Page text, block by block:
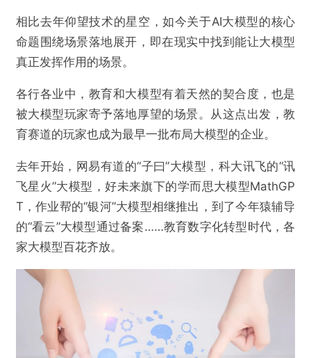
相比去年仰望技术的星空，如今关于AI大模型的核心
命题围绕场景落地展开，即在现实中找到能让大模型
真正发挥作用的场景。
各行各业中，教育和大模型有着天然的契合度，也是
被大模型玩家寄予落地厚望的场景。从这点出发，教
育赛道的玩家也成为最早一批布局大模型的企业。
去年开始，网易有道的“子曰”大模型，科大讯飞的“讯
飞星火”大模型，好未来旗下的学而思大模型MathGP
T，作业帮的“银河”大模型相继推出，到了今年猿辅导
的“看云”大模型通过备案……教育数字化转型时代，各
家大模型百花齐放。